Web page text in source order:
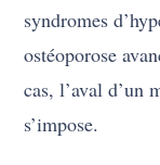
syndromes
ostéoporose
cas, l’aval d’un
s’impose.